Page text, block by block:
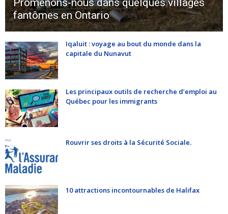
fantômes en Ontario
Iqaluit : voyage au bout du monde dans la
capitale du Nunavut
Les principaux outils de recherche d’emploi au
Québec pour les immigrants
Rouvrir ses droits à la Sécurité Sociale.
10 attractions incontournables de Halifax